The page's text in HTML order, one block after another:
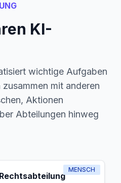
KI-
wichtige Aufgaben
mit anderen
Aktionen
Abteilungen hinweg
MENSCH